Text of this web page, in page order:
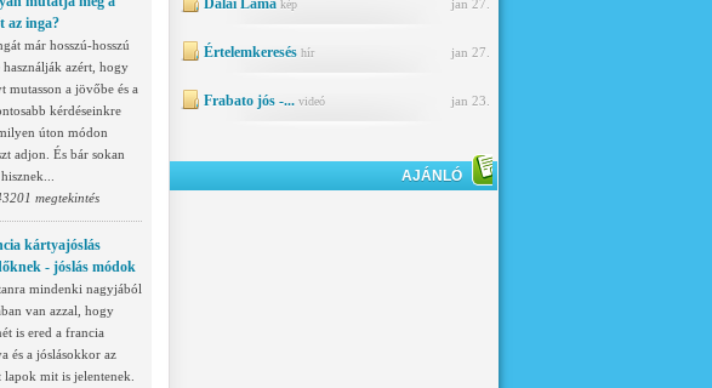
az inga?
már hosszú-hosszú
használják azért, hogy
mutasson a jövőbe és a
kérdéseinkre
úton módon
adjon. És bár sokan
megtekintés
kártyajóslás
- jóslás módok
mindenki nagyjából
van azzal, hogy
is ered a francia
és a jóslásokkor az
lapok mit is jelentenek.
Dalai Lama kép jan 27.
Értelemkeresés hír jan 27.
Frabato jós -... videó jan 23.
AJÁNLÓ